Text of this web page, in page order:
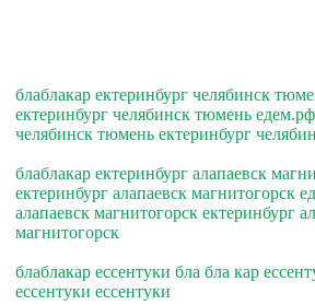
блаблакар ектеринбург челябинск
ектеринбург челябинск тюмень
челябинск тюмень ектеринбург
блаблакар ектеринбург алапаевск
ектеринбург алапаевск магнитогорск
алапаевск магнитогорск ектеринбург
магнитогорск
блаблакар ессентуки бла бла кар
ессентуки ессентуки